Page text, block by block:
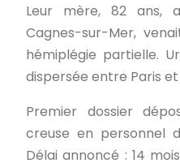
Leur mère, 82 ans,
Cagnes-sur-Mer,
hémiplégie partielle.
dispersée entre Paris
Premier dossier
creuse en personnel
Délai annoncé : 14